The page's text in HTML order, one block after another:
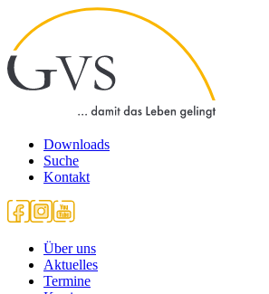
Downloads
Suche
Kontakt
Über uns
Aktuelles
Termine